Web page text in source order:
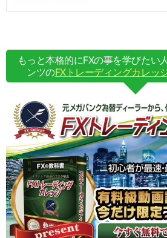
もっと本格的にFXの事を学びたい
ンツのFXトレーディングカレッ